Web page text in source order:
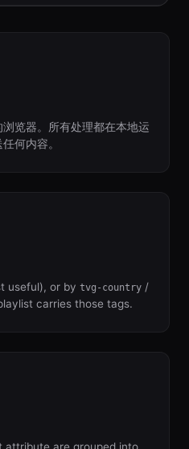
览器。所有处理都在本地运
何内容。
useful), or by tvg-country /
carries those tags.